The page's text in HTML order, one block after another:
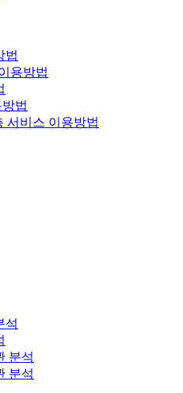
법
용방법
법
서비스 이용방법
석
분석
분석